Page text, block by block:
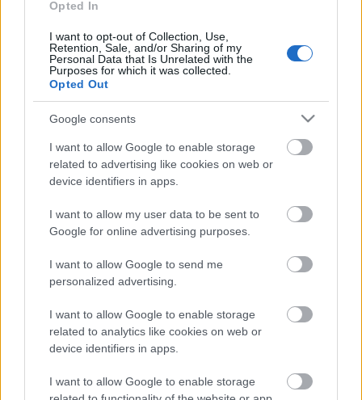
Opted In
I want to opt-out of Collection, Use,
Retention, Sale, and/or Sharing of my
Personal Data that Is Unrelated with the
Purposes for which it was collected.
Opted Out
Google consents
I want to allow Google to enable storage
related to advertising like cookies on web or
device identifiers in apps.
I want to allow my user data to be sent to
Google for online advertising purposes.
I want to allow Google to send me
personalized advertising.
I want to allow Google to enable storage
related to analytics like cookies on web or
device identifiers in apps.
I want to allow Google to enable storage
fashionista•2010. december 30.
Az évtized ikonikusabb ruháiról már készítettünk
egy listát ITT, most pedig a Red Carpet
Fahion Awards ötlete nyomán -és több pontjával
egyetértésben- következzen, hogy nekem mi/ki
tetszett a legjobban 2010-ben.Hangsúlyozom, ez egy
szubjektív lista,…
Az évtized 10 legikonikusabb ruhája
fashionista 2010. december 22.
2010 befejezésével évtizedet is zárunk, így ideje egy
kis körképet is adnunk, hogy a 2000-2010 közti
időszakot mely ruhák határozták meg.Figyelem, a
válogatás szigorúan szubjektív, így a kommentekben
írjátok meg, hogy nektek mi hiányzik az
összeállításból.J.Lo 2000-ben, a…